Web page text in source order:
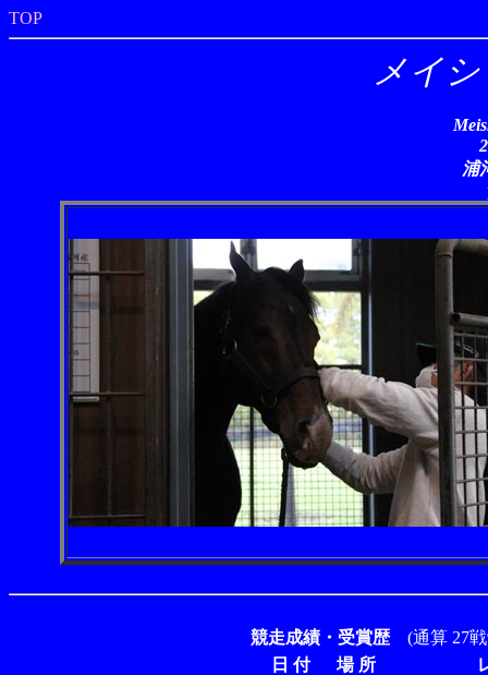
TOP
メイ
浦
競走成績・受賞歴(通算 27戦
日 付
場 所